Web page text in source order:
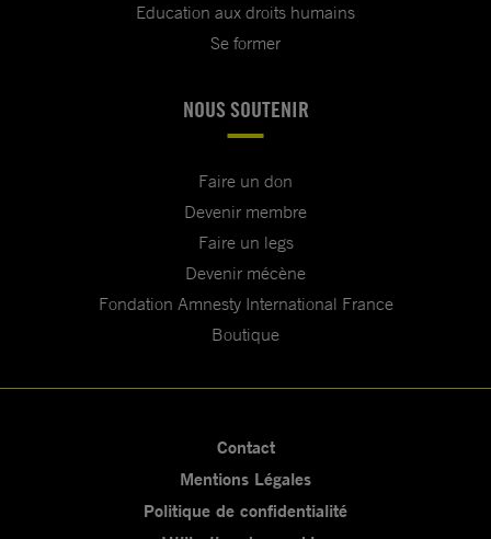
Education aux droits humains
Se former
NOUS SOUTENIR
Faire un don
Devenir membre
Faire un legs
Devenir mécène
Fondation Amnesty International France
Boutique
Contact
Mentions Légales
Politique de confidentialité